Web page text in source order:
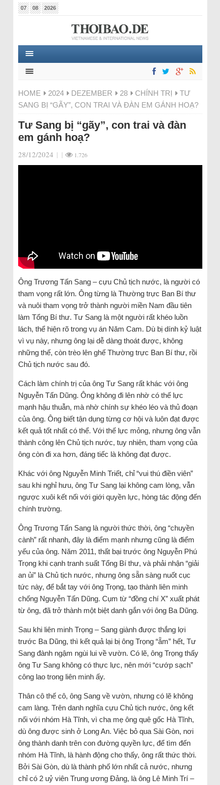
07 08 2026
HOME 2024 DEZEMBER 28 CHÍNH TRỊ
TƯ
SANG BỊ “GÃY”, CON TRAI VÀ ĐÀN EM GÁNH HOẠ?
Tư Sang bị “gãy”, con trai và đàn
em gánh hoạ?
28/12/2024 | | 1.726
Ông Trương Tấn Sang – cựu Chủ tịch nước, là người có
tham vọng rất lớn. Ông từng là Thường trực Ban Bí thư
và nuôi tham vọng trở thành người miền Nam đầu tiên
làm Tổng Bí thư. Tư Sang là một người rất khéo luồn
lách, thể hiện rõ trong vụ án Năm Cam. Dù bị dính kỷ luật
vì vụ này, nhưng ông lại dễ dàng thoát được, không
những thế, còn trèo lên ghế Thường trực Ban Bí thư, rồi
Chủ tịch nước sau đó.
Cách làm chính trị của ông Tư Sang rất khác với ông
Nguyễn Tấn Dũng. Ông không đi lên nhờ có thế lực
mạnh hậu thuẫn, mà nhờ chính sự khéo léo và thủ đoạn
của ông. Ông biết tận dụng từng cơ hội và luôn đạt được
kết quả tốt nhất có thể. Với thế lực mỏng, nhưng ông vẫn
thành công lên Chủ tịch nước, tuy nhiên, tham vọng của
ông còn đi xa hơn, đáng tiếc là không đạt được.
Khác với ông Nguyễn Minh Triết, chỉ “vui thú điền viên”
sau khi nghỉ hưu, ông Tư Sang lại không cam lòng, vẫn
ngược xuôi kết nối với giới quyền lực, hòng tác động đến
chính trường.
Ông Trương Tấn Sang là người thức thời, ông “chuyền
cành” rất nhanh, đây là điểm mạnh nhưng cũng là điểm
yếu của ông. Năm 2011, thất bại trước ông Nguyễn Phú
Trọng khi cạnh tranh suất Tổng Bí thư, và phải nhận “giải
an ủi” là Chủ tịch nước, nhưng ông sẵn sàng nuốt cục
tức này, để bắt tay với ông Trọng, tạo thành liên minh
chống Nguyễn Tấn Dũng. Cụm từ “đồng chí X” xuất phát
từ ông, đã trở thành một biệt danh gắn với ông Ba Dũng.
Sau khi liên minh Trọng – Sang giành được thắng lợi
trước Ba Dũng, thì kết quả lại bị ông Trọng “ẵm” hết, Tư
Sang đành ngậm ngùi lui về vườn. Có lẽ, ông Trọng thấy
ông Tư Sang không có thực lực, nên mới “cướp sạch”
công lao trong liên minh ấy.
Thân cô thế cô, ông Sang về vườn, nhưng có lẽ không
cam làng. Trên danh nghĩa cựu Chủ tịch nước, ông kết
nối với nhóm Hà Tĩnh, vì cha mẹ ông quê gốc Hà Tĩnh,
dù ông được sinh ở Long An. Việc bỏ qua Sài Gòn, nơi
ông thành danh trên con đường quyền lực, để tìm đến
nhóm Hà Tĩnh, là hành động cho thấy, ông rất thức thời.
Bởi Sài Gòn, dù là thành phố lớn nhất cả nước, nhưng
chỉ có 2 uỷ viên Trung ương Đảng, là ông Lê Minh Trí –